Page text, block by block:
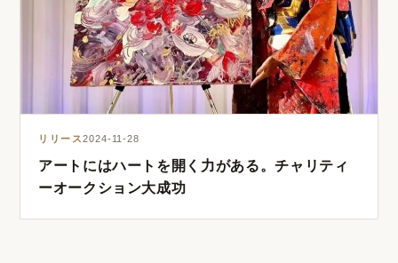
リリース2024-11-28
アートにはハートを開く力がある。チャリティ
ーオークション大成功